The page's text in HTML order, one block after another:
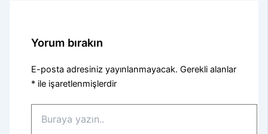
Yorum bırakın
E-posta adresiniz yayınlanmayacak. Gerekli alanlar
* ile işaretlenmişlerdir
yazın..